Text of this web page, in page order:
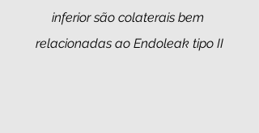
inferior são colaterais bem
relacionadas ao Endoleak tipo II